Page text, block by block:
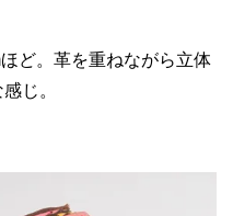
ど。革を重ねながら立体
じ。